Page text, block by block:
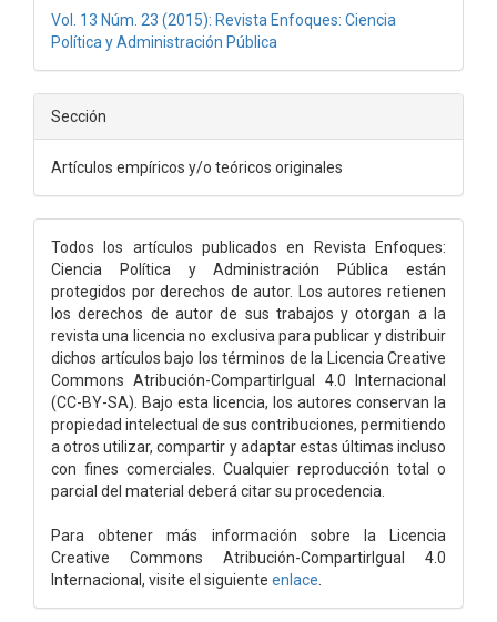
Vol. 13 Núm. 23 (2015): Revista Enfoques: Ciencia
Política y Administración Pública
Sección
Artículos empíricos y/o teóricos originales
Todos los artículos publicados en Revista Enfoques:
Ciencia Política y Administración Pública están
protegidos por derechos de autor. Los autores retienen
los derechos de autor de sus trabajos y otorgan a la
revista una licencia no exclusiva para publicar y distribuir
dichos artículos bajo los términos de la Licencia Creative
Commons Atribución-CompartirIgual 4.0 Internacional
(CC-BY-SA). Bajo esta licencia, los autores conservan la
propiedad intelectual de sus contribuciones, permitiendo
a otros utilizar, compartir y adaptar estas últimas incluso
con fines comerciales. Cualquier reproducción total o
parcial del material deberá citar su procedencia.
Para obtener más información sobre la Licencia
Creative Commons Atribución-CompartirIgual 4.0
Internacional, visite el siguiente enlace